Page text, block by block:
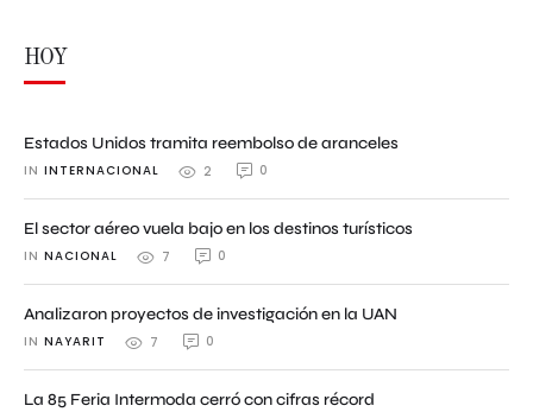
HOY
Estados Unidos tramita reembolso de aranceles
IN INTERNACIONAL 2 0
El sector aéreo vuela bajo en los destinos turísticos
IN NACIONAL 7 0
Analizaron proyectos de investigación en la UAN
IN NAYARIT 7 0
La 85 Feria Intermoda cerró con cifras récord